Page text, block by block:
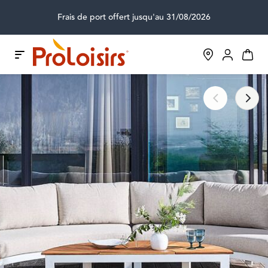
Frais de port offert jusqu'au 31/08/2026